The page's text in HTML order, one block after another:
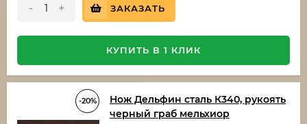
- + ЗАКАЗАТЬ
КУПИТЬ В 1 КЛИК
-20%
Нож Дельфин сталь К340, рукоять
черный граб мельхиор